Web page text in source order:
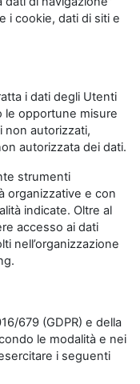
i cookie, dati di siti e
i dati degli Utenti
le opportune misure
non autorizzati,
autorizzata dei dati.
strumenti
organizzative e con
indicate. Oltre al
accesso ai dati
nell’organizzazione
679 (GDPR) e della
le modalità e nei
i seguenti